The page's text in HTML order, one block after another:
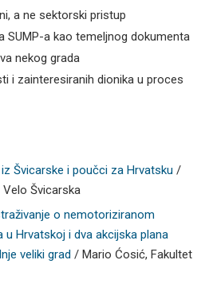
a ne sektorski pristup
SUMP-a kao temeljnog dokumenta
nekog grada
i zainteresiranih dionika u proces
Švicarske i poučci za Hrvatsku /
Velo Švicarska
o nemotoriziranom
u Hrvatskoj i dva akcijska plana
veliki grad / Mario Ćosić, Fakultet